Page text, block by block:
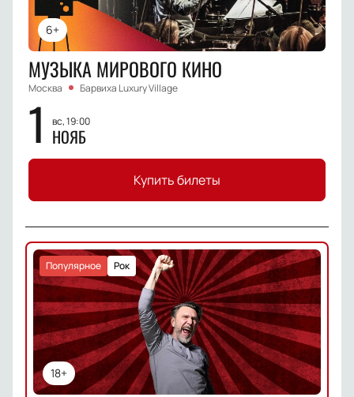
6+
МУЗЫКА МИРОВОГО КИНО
Москва Барвиха Luxury Village
1 вс, 19:00
НОЯБ
Купить билеты
18+
Рок
Популярное